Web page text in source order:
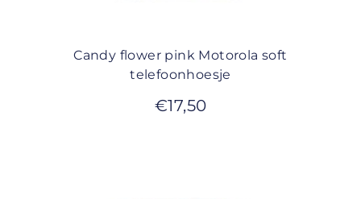
Candy flower pink Motorola soft
telefoonhoesje
€17,50